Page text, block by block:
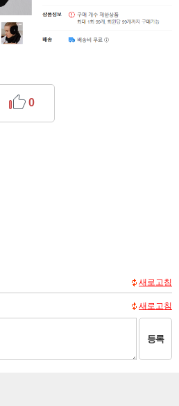
0
새로고침
새로고침
등록